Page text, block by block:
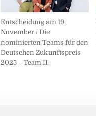
Entscheidung am 19.
November / Die
nominierten Teams für den
Deutschen Zukunftspreis
2025 – Team II